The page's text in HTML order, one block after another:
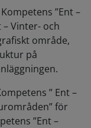
”Ent –
Vinter- och
område,
på
” Ent –
för
”Ent –